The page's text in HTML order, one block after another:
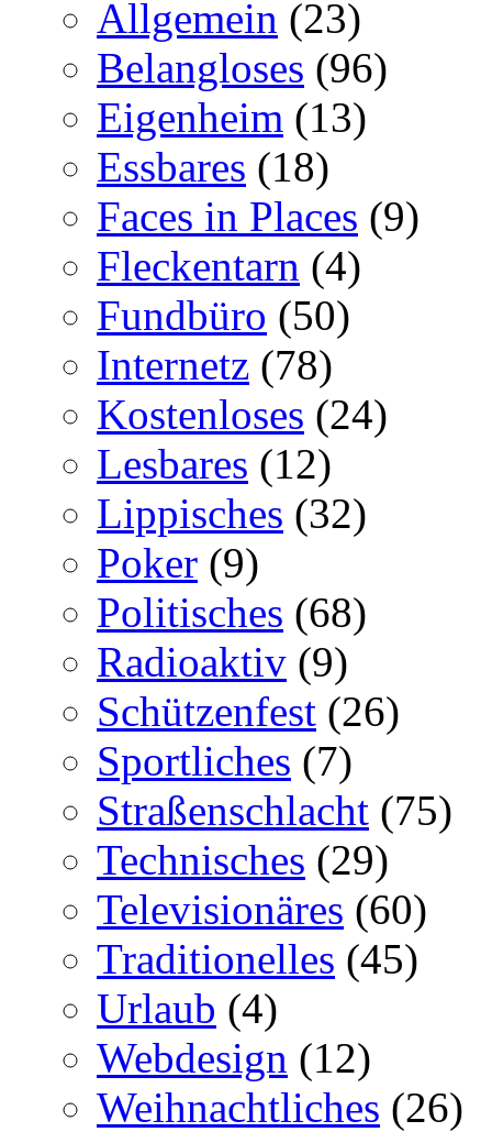
Allgemein (23)
Belangloses (96)
Eigenheim (13)
Essbares (18)
Faces in Places (9)
Fleckentarn (4)
Fundbüro (50)
Internetz (78)
Kostenloses (24)
Lesbares (12)
Lippisches (32)
Poker (9)
Politisches (68)
Radioaktiv (9)
Schützenfest (26)
Sportliches (7)
Straßenschlacht (75)
Technisches (29)
Televisionäres (60)
Traditionelles (45)
Urlaub (4)
Webdesign (12)
Weihnachtliches (26)